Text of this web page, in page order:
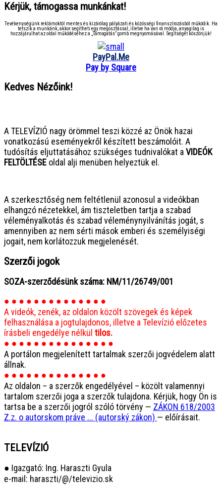
Kérjük, támogassa munkánkat!
Tevékenységünk reklámoktól mentes és kizárólag pályázati és közösségi finanszírozásból működik. Ha
tetszik a munkánk, akkor segítheti egy megosztással, illetve ha van rá módja, anyagilag is
hozzájárulhat az oldal működéséhez a „Támogatás” gomb megnyomásával. Segítségét köszönjük!
PayPal.Me
Pay by Square
Kedves Nézőink!
A TELEVÍZIÓ nagy örömmel teszi közzé az Önök hazai
vonatkozású eseményekről készített beszámolóit. A
tudósítás eljuttatásához szükséges tudnivalókat a VIDEÓK
FELTÖLTÉSE oldal alji menüben helyeztük el.
A szerkesztőség nem feltétlenül azonosul a videókban
elhangzó nézetekkel, ám tiszteletben tartja a szabad
véleményalkotás és szabad véleménynyilvánítás jogát, s
amennyiben az nem sérti mások emberi és személyiségi
jogait, nem korlátozzuk megjelenését.
Szerzői jogok
SOZA-szerződésünk száma: NM/11/26749/001
● ● ● ● ● ● ● ● ● ● ● ● ● ●
A videók, zenék, az oldalon közölt szövegek és képek
felhasználása a jogtulajdonos, illetve a Televízió előzetes
írásbeli engedélye nélkül tilos.
● ● ● ● ● ● ● ● ● ● ● ● ● ● ●
A portálon megjelenített tartalmak szerzői jogvédelem alatt
állnak.
● ● ● ● ● ● ● ● ● ● ● ● ● ●
Az oldalon – a szerzők engedélyével – közölt valamennyi
tartalom szerzői joga a szerzők tulajdona. Kérjük, hogy Ön is
tartsa be a szerzői jogról szóló törvény — ZÁKON 618/2003
Z.z. o autorskom práve ... (autorský zákon) — előírásait.
TELEVÍZIÓ
● Igazgató: Ing. Haraszti Gyula
e-mail: haraszti/@/televizio.sk